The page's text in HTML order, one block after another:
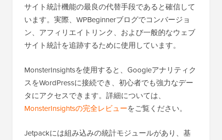
サイト統計機能の最良の代替手段であると確信して
います。実際、WPBeginnerブログでコンバージョ
ン、アフィリエイトリンク、および一般的なウェブ
サイト統計を追跡するために使用しています。
MonsterInsightsを使用すると、Googleアナリティク
スをWordPressに接続でき、初心者でも強力なデー
タにアクセスできます。詳細については、
MonsterInsightsの完全レビューをご覧ください。
Jetpackには組み込みの統計モジュールがあり、基